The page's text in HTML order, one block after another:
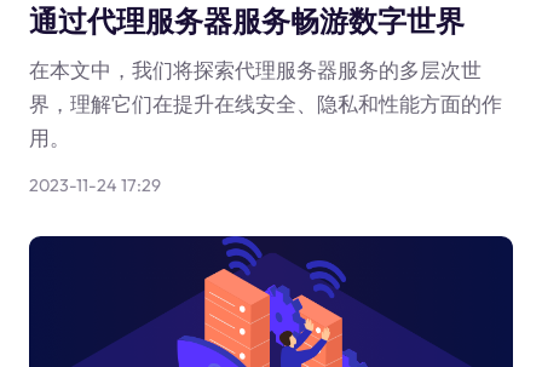
通过代理服务器服务畅游数字世界
在本文中，我们将探索代理服务器服务的多层次世
界，理解它们在提升在线安全、隐私和性能方面的作
用。
2023-11-24 17:29